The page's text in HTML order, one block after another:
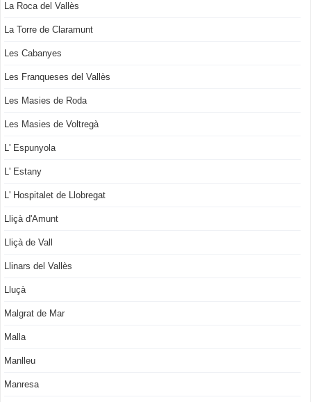
La Roca del Vallès
La Torre de Claramunt
Les Cabanyes
Les Franqueses del Vallès
Les Masies de Roda
Les Masies de Voltregà
L' Espunyola
L' Estany
L' Hospitalet de Llobregat
Lliçà d'Amunt
Lliçà de Vall
Llinars del Vallès
Lluçà
Malgrat de Mar
Malla
Manlleu
Manresa